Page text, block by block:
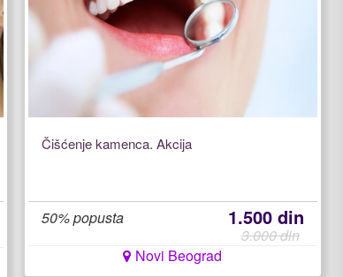
Čišćenje kamenca. Akcija
50% popusta 1.500 din
3.000 din
Novi Beograd